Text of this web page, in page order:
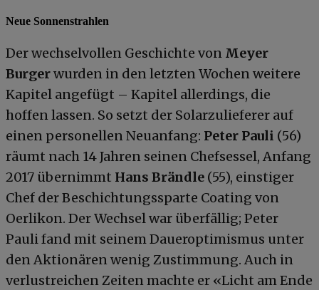
Neue Sonnenstrahlen
Der wechselvollen Geschichte von Meyer
Burgerwurden in den letzten Wochen weitere
Kapitel angefügt – Kapitel allerdings, die
hoffen lassen. So setzt der Solarzulieferer auf
einen personellen Neuanfang: Peter Pauli (56)
räumt nach 14 Jahren seinen Chefsessel, Anfang
2017 übernimmt Hans Brändle (55), einstiger
Chef der Beschichtungssparte Coating von
Oerlikon. Der Wechsel war überfällig; Peter
Pauli fand mit seinem Daueroptimismus unter
den Aktionären wenig Zustimmung. Auch in
verlustreichen Zeiten machte er «Licht am Ende